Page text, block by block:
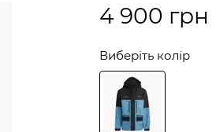
4 900 грн
Виберіть колір